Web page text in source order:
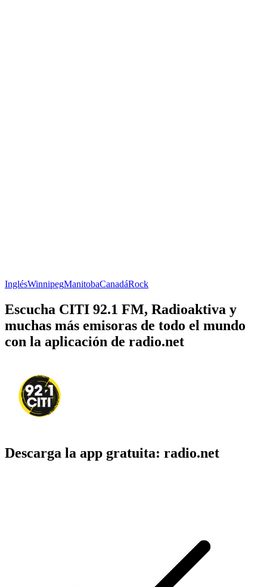
InglésWinnipegManitobaCanadáRock
Escucha CITI 92.1 FM, Radioaktiva y
muchas más emisoras de todo el mundo
con la aplicación de radio.net
Descarga la app gratuita: radio.net